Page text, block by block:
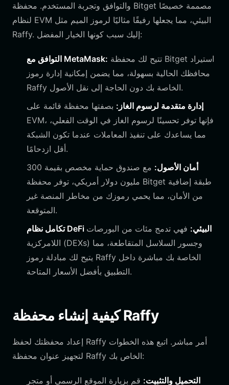
والتوافق وتجربة المستخدم. محفظة Bitget مصممة خصيصًا
لنظام EVM البيئي، مما يجعلها رفيقًا مثاليًا لرموز الميم مثل
Raffy. إليك سبب كونها الخيار المفضل:
التوافق مع MetaMask:
محافظك الحالية بسهولة، مما يضمن إمكانية إدارة رموز
Raffy الخاصة بك دون الحاجة إلى نقل الأصول.
إدارة متقدمة لرسوم الغاز: بصفتها محفظة قائمة على
EVM، فإنها توفر تحسينًا لرسوم الغاز في الوقت الفعلي،
مما يساعدك على تنفيذ المعاملات عندما تكون الشبكة
أقل ازدحامًا.
أمان الأصول:
مع صندوق حماية مخصص بقيمة 300
مليون دولار أمريكي، توفر محفظة Bitget طبقة إضافية
من الأمان، مما يحمي رموزك من مخاطر المنصة غير
المتوقعة.
تكامل نظام DeFi البيئي: فهي تدمج مئات من البورصات
اللامركزية (DEXs) وجسور السلاسل المتقاطعة، مما
يتيح لك مبادلة رموز Raffy الخاصة بك مباشرة داخل
التطبيق بأفضل الأسعار المتاحة.
كيفية إنشاء محفظة Raffy
إعداد محفظتك لحفظ Raffy أمر مباشر. اتبع هذه الخطوات
لتجهيز عنوان محفظة Raffy الخاص بك:
التحميل والتثبيت: قم بزيارة الموقع الرسمي أو متجر